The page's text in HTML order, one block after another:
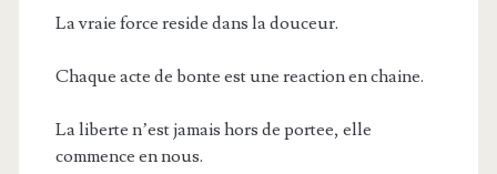
La vraie force reside dans la douceur.
Chaque acte de bonte est une reaction en chaine.
La liberte n’est jamais hors de portee, elle
commence en nous.